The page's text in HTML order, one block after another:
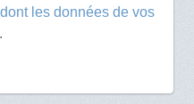
les données de vos